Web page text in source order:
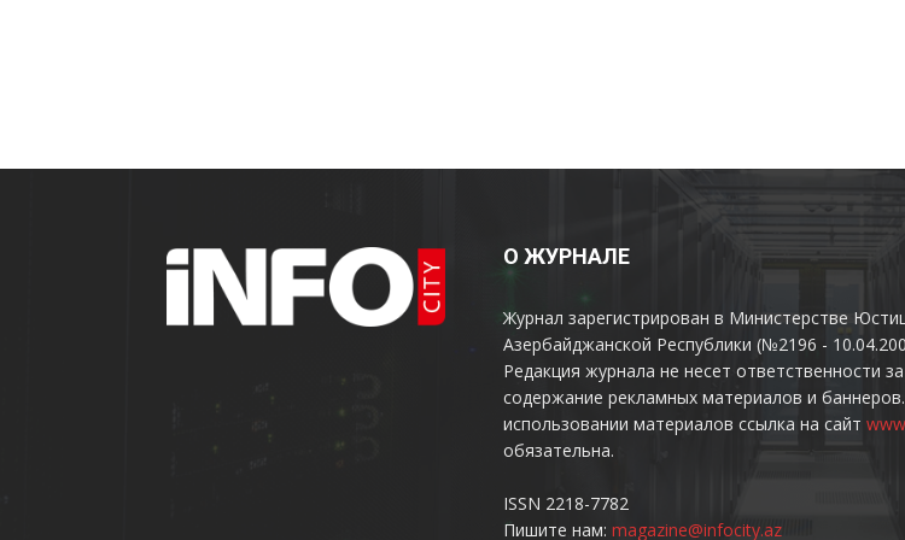
О ЖУРНАЛЕ
Журнал зарегистрирован в Министерстве
Азербайджанской Республики (№2196 -
Редакция журнала не несет ответственности за
содержание рекламных материалов и
использовании материалов ссылка на сайт
обязательна.
ISSN 2218-7782
Пишите нам: magazine@infocity.az